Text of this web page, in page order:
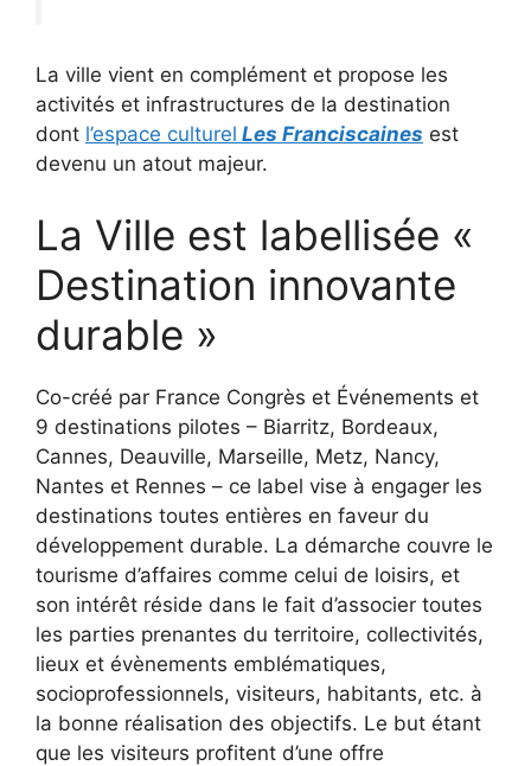
La ville vient en complément et propose les
activités et infrastructures de la destination
dont l’espace culturel Les Franciscaines est
devenu un atout majeur.
La Ville est labellisée «
Destination innovante
durable »
Co-créé par France Congrès et Événements et
9 destinations pilotes – Biarritz, Bordeaux,
Cannes, Deauville, Marseille, Metz, Nancy,
Nantes et Rennes – ce label vise à engager les
destinations toutes entières en faveur du
développement durable. La démarche couvre le
tourisme d’affaires comme celui de loisirs, et
son intérêt réside dans le fait d’associer toutes
les parties prenantes du territoire, collectivités,
lieux et évènements emblématiques,
socioprofessionnels, visiteurs, habitants, etc. à
la bonne réalisation des objectifs. Le but étant
que les visiteurs profitent d’une offre